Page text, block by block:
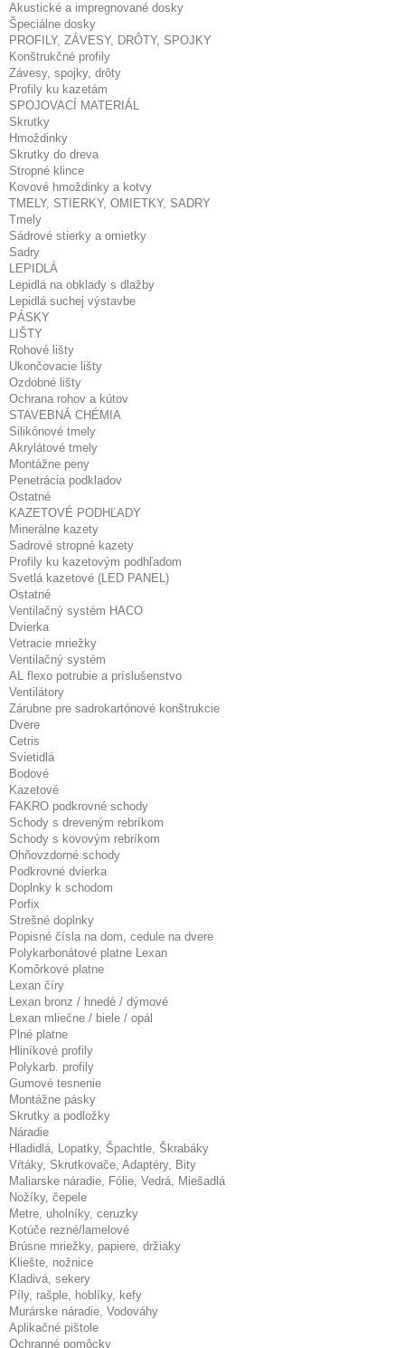
Akustické a impregnované dosky
Špeciálne dosky
PROFILY, ZÁVESY, DRÔTY, SPOJKY
Konštrukčné profily
Závesy, spojky, drôty
Profily ku kazetám
SPOJOVACÍ MATERIÁL
Skrutky
Hmoždinky
Skrutky do dreva
Stropné klince
Kovové hmoždinky a kotvy
TMELY, STIERKY, OMIETKY, SADRY
Tmely
Sádrové stierky a omietky
Sadry
LEPIDLÁ
Lepidlá na obklady s dlažby
Lepidlá suchej výstavbe
PÁSKY
LIŠTY
Rohové lišty
Ukončovacie lišty
Ozdobné lišty
Ochrana rohov a kútov
STAVEBNÁ CHÉMIA
Silikónové tmely
Akrylátové tmely
Montážne peny
Penetrácia podkladov
Ostatné
KAZETOVÉ PODHĽADY
Minerálne kazety
Sadrové stropné kazety
Profily ku kazetovým podhľadom
Svetlá kazetové (LED PANEL)
Ostatné
Ventilačný systém HACO
Dvierka
Vetracie mriežky
Ventilačný systém
AL flexo potrubie a príslušenstvo
Ventilátory
Zárubne pre sadrokartónové konštrukcie
Dvere
Cetris
Svietidlá
Bodové
Kazetové
FAKRO podkrovné schody
Schody s dreveným rebríkom
Schody s kovovým rebríkom
Ohňovzdorné schody
Podkrovné dvierka
Doplnky k schodom
Porfix
Strešné doplnky
Popisné čísla na dom, cedule na dvere
Polykarbonátové platne Lexan
Komôrkové platne
Lexan číry
Lexan bronz / hnedé / dýmové
Lexan mliečne / biele / opál
Plné platne
Hliníkové profily
Polykarb. profily
Gumové tesnenie
Montážne pásky
Skrutky a podložky
Náradie
Hladidlá, Lopatky, Špachtle, Škrabáky
Vŕtáky, Skrutkovače, Adaptéry, Bity
Maliarske náradie, Fólie, Vedrá, Miešadlá
Nožíky, čepele
Metre, uholníky, ceruzky
Kotúče rezné/lamelové
Brúsne mriežky, papiere, držiaky
Kliešte, nožnice
Kladivá, sekery
Píly, rašple, hoblíky, kefy
Murárske náradie, Vodováhy
Aplikačné pištole
Ochranné pomôcky